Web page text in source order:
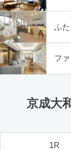
ふ
フ
京成大
1R